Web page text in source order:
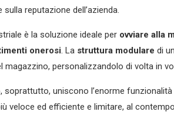
reputazione dell’azienda.
è la soluzione ideale per ovviare alla
onerosi . La struttura modulare di
magazzino, personalizzandolo di volta in
, soprattutto, uniscono l’enorme
veloce ed efficiente e limitare, al